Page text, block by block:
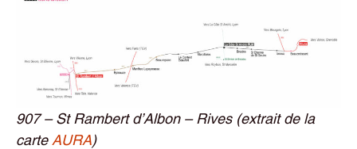
907 – St Rambert d’Albon – Rives (extrait de la
carte AURA)